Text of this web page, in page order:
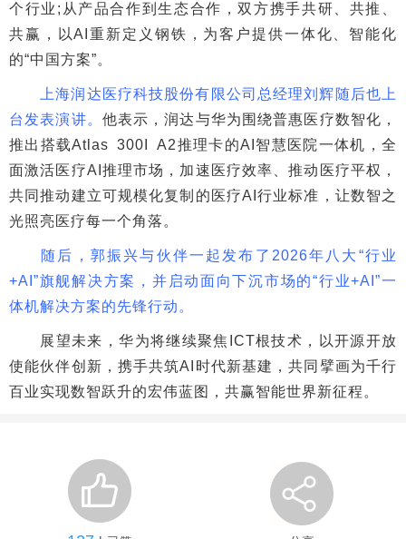
个行业;从产品合作到生态合作，双方携手共研、共推、
共赢，以AI重新定义钢铁，为客户提供一体化、智能化
的“中国方案”。
上海润达医疗科技股份有限公司总经理刘辉随后也上
台发表演讲。 他表示，润达与华为围绕普惠医疗数智化，
推出搭载Atlas 300I A2推理卡的AI智慧医院一体机，全
面激活医疗AI推理市场，加速医疗效率、推动医疗平权，
共同推动建立可规模化复制的医疗AI行业标准，让数智之
光照亮医疗每一个角落。
随后，郭振兴与伙伴一起发布了2026年八大“行业
+AI”旗舰解决方案，并启动面向下沉市场的“行业+AI”一
体机解决方案的先锋行动。
展望未来，华为将继续聚焦ICT根技术，以开源开放
使能伙伴创新，携手共筑AI时代新基建，共同擘画为千行
百业实现数智跃升的宏伟蓝图，共赢智能世界新征程。